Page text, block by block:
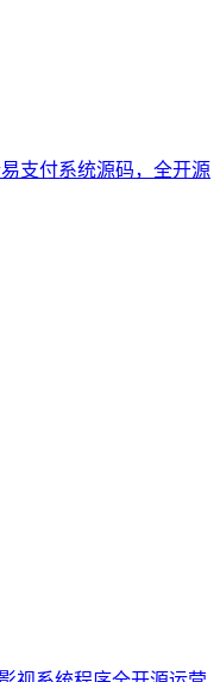
支付系统源码，全开源